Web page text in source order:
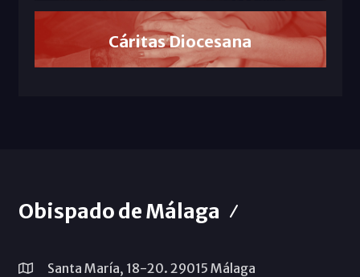
Cáritas Diocesana
Obispado de Málaga
Santa María, 18-20. 29015 Málaga